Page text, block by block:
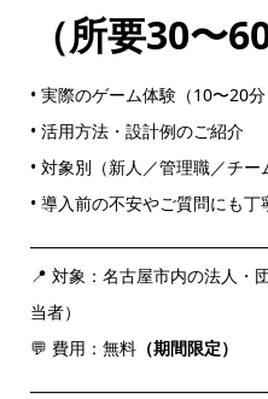
（所要30〜
• 実際のゲーム体験（10〜20分
• 活用方法・設計例のご紹介
• 対象別（新人／管理職／チ
• 導入前の不安やご質問にも丁
📍 対象：名古屋市内の法人・
当者）
💬 費用：無料（期間限定）